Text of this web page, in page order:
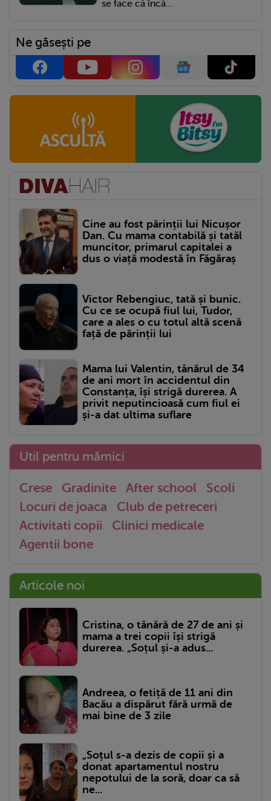
se face că încă...
Ne găsești pe
Cine au fost părinții lui Nicușor
Dan. Cu mama contabilă și tatăl
muncitor, primarul capitalei a
dus o viață modestă în Făgăraș
Victor Rebengiuc, tată și bunic.
Cu ce se ocupă fiul lui, Tudor,
care a ales o cu totul altă scenă
față de părinții lui
Mama lui Valentin, tânărul de 34
de ani mort în accidentul din
Constanța, își strigă durerea. A
privit neputincioasă cum fiul ei
și-a dat ultima suflare
Util pentru mămici
Crese Gradinite After school
Scoli
Locuri de joaca
Club de petreceri
Activitati copii
Clinici medicale
Agentii bone
Articole noi
Cristina, o tânără de 27 de ani și
mama a trei copii își strigă
durerea. „Soțul și-a adus...
Andreea, o fetiță de 11 ani din
Bacău a dispărut fără urmă de
mai bine de 3 zile
„Soțul s-a dezis de copii și a
donat apartamentul nostru
nepotului de la soră, doar ca să
ne...